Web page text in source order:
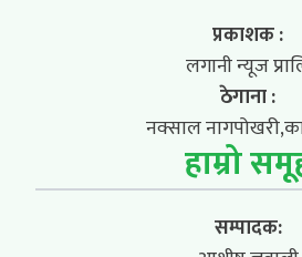
प्रकाशक :
लगानी न्यूज
ठेगाना :
नक्साल
हाम्रो
सम्पादक: